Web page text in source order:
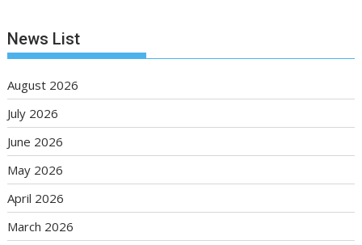
News List
August 2026
July 2026
June 2026
May 2026
April 2026
March 2026